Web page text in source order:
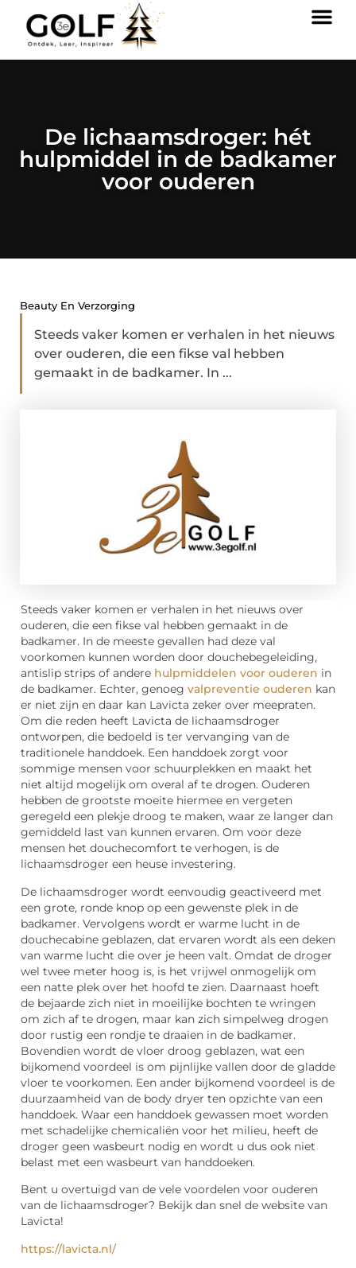
De lichaamsdroger: hét
hulpmiddel in de badkamer
voor ouderen
Beauty En Verzorging
Steeds vaker komen er verhalen in het nieuws
over ouderen, die een fikse val hebben
gemaakt in de badkamer. In ...
Steeds vaker komen er verhalen in het nieuws over
ouderen, die een fikse val hebben gemaakt in de
badkamer. In de meeste gevallen had deze val
voorkomen kunnen worden door douchebegeleiding,
antislip strips of andere hulpmiddelen voor ouderen in
de badkamer. Echter, genoeg valpreventie ouderen kan
er niet zijn en daar kan Lavicta zeker over meepraten.
Om die reden heeft Lavicta de lichaamsdroger
ontworpen, die bedoeld is ter vervanging van de
traditionele handdoek. Een handdoek zorgt voor
sommige mensen voor schuurplekken en maakt het
niet altijd mogelijk om overal af te drogen. Ouderen
hebben de grootste moeite hiermee en vergeten
geregeld een plekje droog te maken, waar ze langer dan
gemiddeld last van kunnen ervaren. Om voor deze
mensen het douchecomfort te verhogen, is de
lichaamsdroger een heuse investering.
De lichaamsdroger wordt eenvoudig geactiveerd met
een grote, ronde knop op een gewenste plek in de
badkamer. Vervolgens wordt er warme lucht in de
douchecabine geblazen, dat ervaren wordt als een deken
van warme lucht die over je heen valt. Omdat de droger
wel twee meter hoog is, is het vrijwel onmogelijk om
een natte plek over het hoofd te zien. Daarnaast hoeft
de bejaarde zich niet in moeilijke bochten te wringen
om zich af te drogen, maar kan zich simpelweg drogen
door rustig een rondje te draaien in de badkamer.
Bovendien wordt de vloer droog geblazen, wat een
bijkomend voordeel is om pijnlijke vallen door de gladde
vloer te voorkomen. Een ander bijkomend voordeel is de
duurzaamheid van de body dryer ten opzichte van een
handdoek. Waar een handdoek gewassen moet worden
met schadelijke chemicaliën voor het milieu, heeft de
droger geen wasbeurt nodig en wordt u dus ook niet
belast met een wasbeurt van handdoeken.
Bent u overtuigd van de vele voordelen voor ouderen
van de lichaamsdroger? Bekijk dan snel de website van
Lavicta!
https://lavicta.nl/